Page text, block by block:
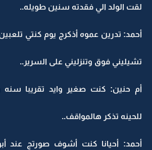
لقت الولد الي فقدته سنين طويله..
أحمد: تدرين عموه أذكرج يوم كنتي
تشيليني فوق وتنزليني على السرير..
أم حنين: كنت صغير وايد تقريبا
للحينه تذكر هالمواقف..
أحمد: أحيانا كنت أشوف صورتج عند